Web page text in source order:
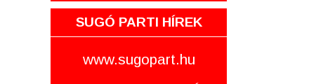
SUGÓ PARTI HÍREK
www.sugopart.hu